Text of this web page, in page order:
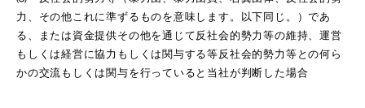
力、その他これに準ずるものを意味します。以下同じ。）であ
る、または資金提供その他を通じて反社会的勢力等の維持、運営
もしくは経営に協力もしくは関与する等反社会的勢力等との何ら
かの交流もしくは関与を行っていると当社が判断した場合